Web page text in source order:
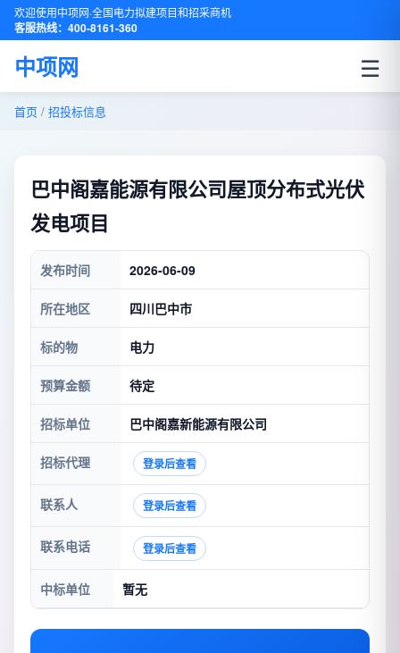
欢迎使用中项网·全国电力拟建项目和招采商机
客服热线：400-8161-360
中项网 ☰
首页 / 招投标信息
巴中阁嘉能源有限公司屋顶分布式光伏
发电项目
发布时间 2026-06-09
所在地区 四川巴中市
标的物 电力
预算金额 待定
招标单位 巴中阁嘉新能源有限公司
招标代理 登录后查看
联系人 登录后查看
联系电话 登录后查看
中标单位 暂无